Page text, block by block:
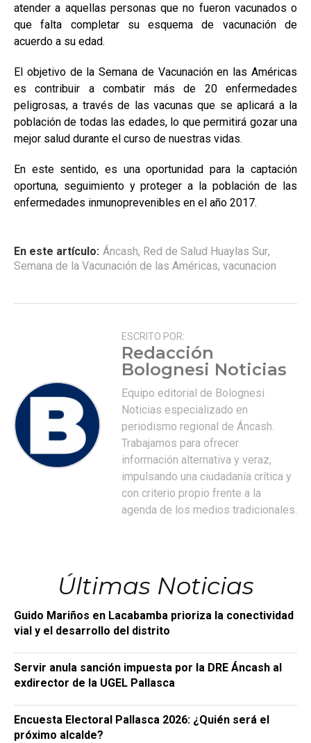
atender a aquellas personas que no fueron vacunados o
que falta completar su esquema de vacunación de
acuerdo a su edad.
El objetivo de la Semana de Vacunación en las Américas
es contribuir a combatir más de 20 enfermedades
peligrosas, a través de las vacunas que se aplicará a la
población de todas las edades, lo que permitirá gozar una
mejor salud durante el curso de nuestras vidas.
En este sentido, es una oportunidad para la captación
oportuna, seguimiento y proteger a la población de las
enfermedades inmunoprevenibles en el año 2017.
En este artículo: Áncash, Red de Salud Huaylas Sur,
Semana de la Vacunación de las Américas, vacunacion
ESCRITO POR:
Redacción
Bolognesi Noticias
Equipo editorial de Bolognesi
Noticias especializado en
periodismo regional de Áncash.
Trabajamos para ofrecer
información alternativa y veraz,
impulsando una ciudadanía crítica y
con criterio propio frente a la
agenda de los medios tradicionales.
Últimas Noticias
Guido Mariños en Lacabamba prioriza la conectividad
vial y el desarrollo del distrito
Servir anula sanción impuesta por la DRE Áncash al
exdirector de la UGEL Pallasca
Encuesta Electoral Pallasca 2026: ¿Quién será el
próximo alcalde?